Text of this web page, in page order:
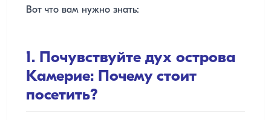
Вот что вам нужно знать:
1. Почувствуйте дух острова
Камерие: Почему стоит
посетить?